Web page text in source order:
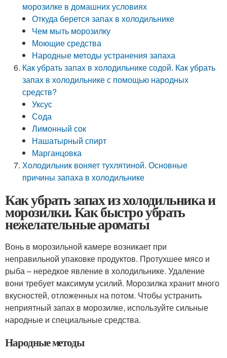
морозилке в домашних условиях
Откуда берется запах в холодильнике
Чем мыть морозилку
Моющие средства
Народные методы устранения запаха
Как убрать запах в холодильнике содой. Как убрать
запах в холодильнике с помощью народных
средств?
Уксус
Сода
Лимонный сок
Нашатырный спирт
Марганцовка
Холодильник воняет тухлятиной. Основные
причины запаха в холодильнике
Как убрать запах из холодильника и
морозилки. Как быстро убрать
нежелательные ароматы
Вонь в морозильной камере возникает при
неправильной упаковке продуктов. Протухшее мясо и
рыба – нередкое явление в холодильнике. Удаление
вони требует максимум усилий. Морозилка хранит много
вкусностей, отложенных на потом. Чтобы устранить
неприятный запах в морозилке, используйте сильные
народные и специальные средства.
Народные методы